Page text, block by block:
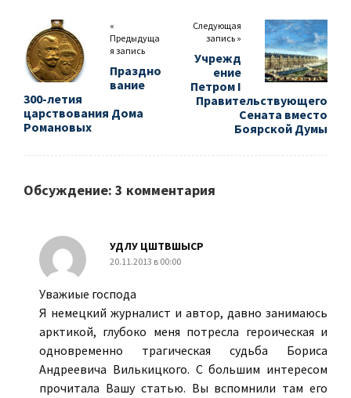
«
Предыдуща
я запись
Праздно
вание
300-летия
царствования Дома
Романовых
Следующая
запись »
Учрежд
ение
Петром I
Правительствующего
Сената вместо
Боярской Думы
Обсуждение: 3 комментария
УДЛУ ЦШТВШЫСР
20.11.2013 в 00:00
Уважиые господа
Я немецкий журналист и автор, давно занимаюсь
арктикой, глубоко меня потресла героическая и
одновременно трагическая судьба Бориса
Андреевича Вилькицкого. С большим интересом
прочитала Вашу статью. Вы вспомнили там его